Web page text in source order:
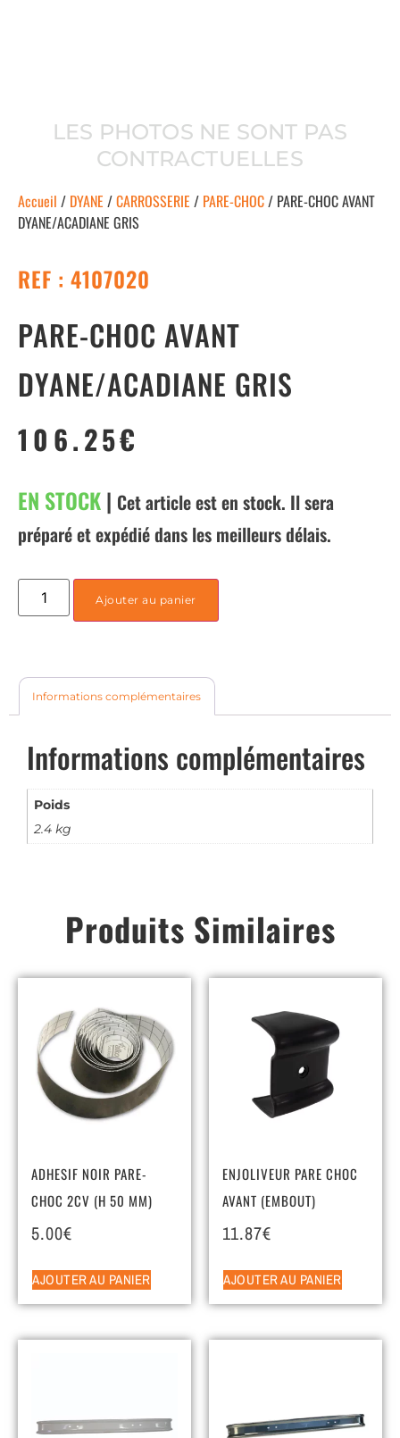
LES PHOTOS NE SONT PAS
CONTRACTUELLES
Accueil / DYANE /CARROSSERIE / PARE-CHOC/ PARE-CHOC AVANT
DYANE/ACADIANE GRIS
REF : 4107020
PARE-CHOC AVANT
DYANE/ACADIANE GRIS
106.25€
EN STOCK| Cet article est en stock. Il sera
préparé et expédié dans les meilleurs délais.
Ajouter au panier
Informations complémentaires
Informations complémentaires
Poids
2.4 kg
Produits Similaires
ADHESIF NOIR PARE-
CHOC 2CV (H 50 MM)
5.00€
AJOUTER AU PANIER
ENJOLIVEUR PARE CHOC
AVANT (EMBOUT)
11.87€
AJOUTER AU PANIER